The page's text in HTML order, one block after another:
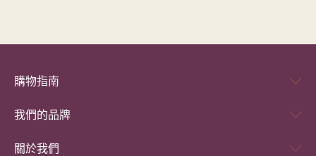
購物指南
我們的品牌
關於我們